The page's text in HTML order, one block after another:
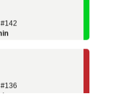
se oslobodi